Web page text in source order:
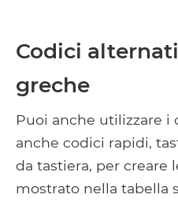
Codici
greche
Puoi anche utilizzare i
anche codici rapidi,
da tastiera, per creare
mostrato nella tabella